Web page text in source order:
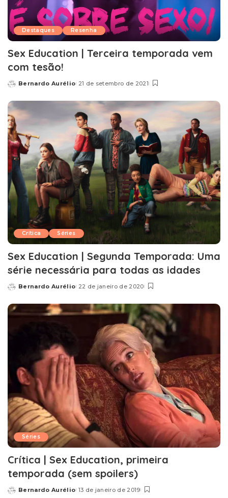
Destaques Resenha
Sex Education | Terceira temporada vem
com tesão!
Posted
Bernardo Aurélio 21 de setembro de 2021
Crítica Séries
Sex Education | Segunda Temporada: Uma
série necessária para todas as idades
Posted
Bernardo Aurélio 22 de janeiro de 2020
Séries
Crítica | Sex Education, primeira
temporada (sem spoilers)
Posted
Bernardo Aurélio 13 de janeiro de 2019